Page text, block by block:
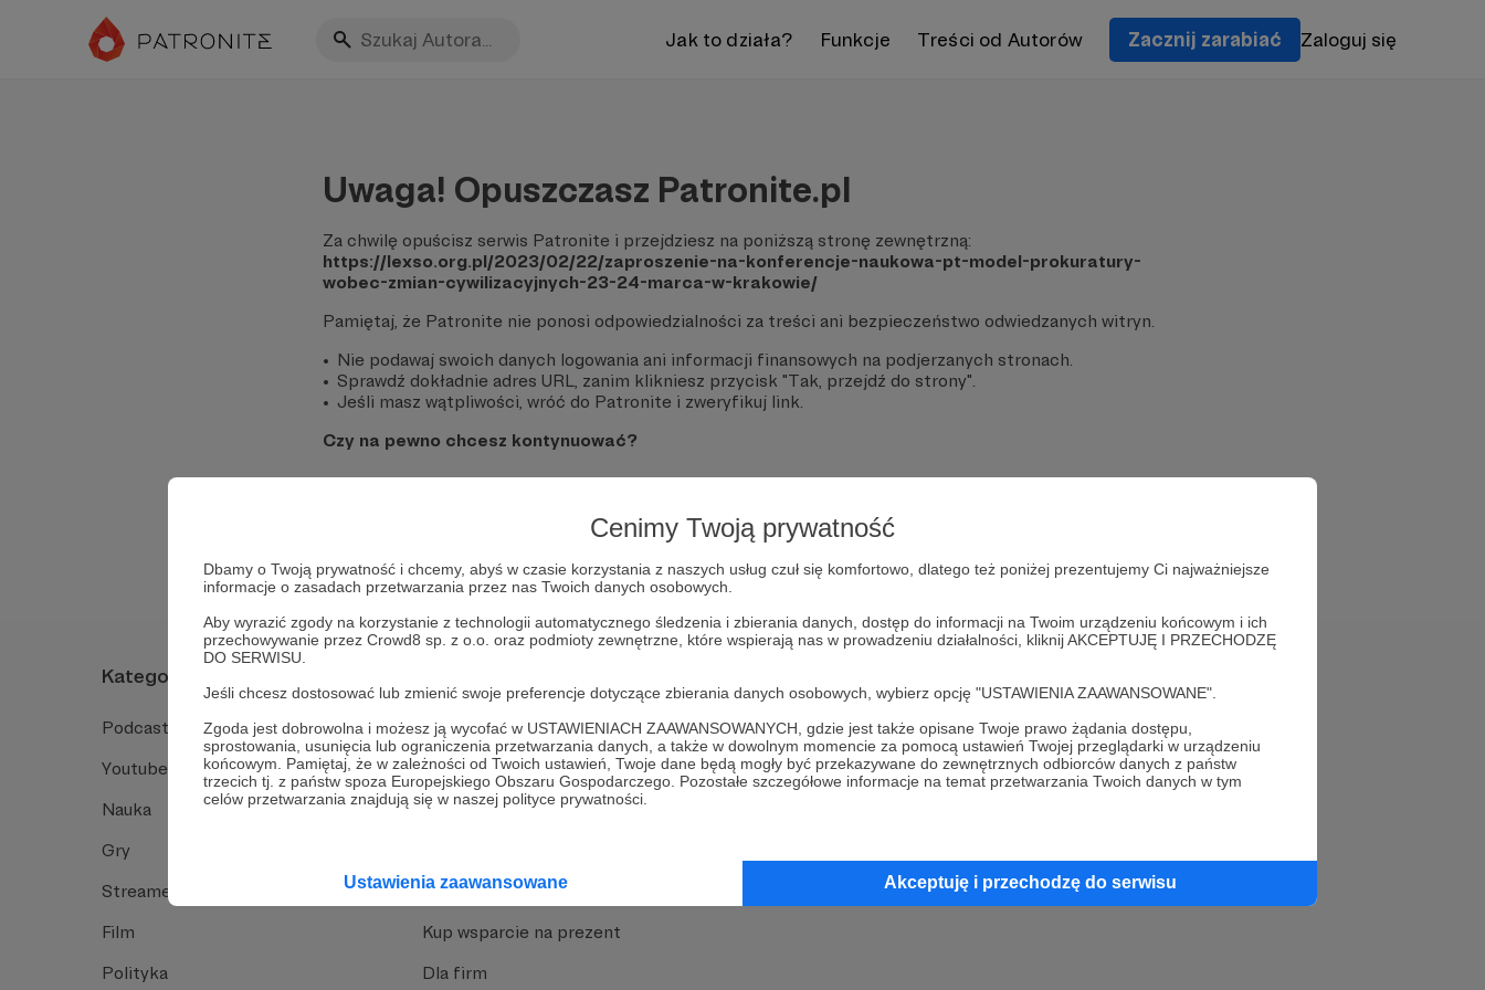
Cenimy Twoją prywatność
Dbamy o Twoją prywatność i chcemy, abyś w czasie korzystania z naszych usług czuł się komfortowo, dlatego też poniżej prezentujemy Ci najważniejsze
informacje o zasadach przetwarzania przez nas Twoich danych osobowych.
Aby wyrazić zgody na korzystanie z technologii automatycznego śledzenia i zbierania danych, dostęp do informacji na Twoim urządzeniu końcowym i ich
przechowywanie przez Crowd8 sp. z o.o. oraz podmioty zewnętrzne, które wspierają nas w prowadzeniu działalności, kliknij AKCEPTUJĘ I PRZECHODZĘ
DO SERWISU.
Jeśli chcesz dostosować lub zmienić swoje preferencje dotyczące zbierania danych osobowych, wybierz opcję "USTAWIENIA ZAAWANSOWANE".
Zgoda jest dobrowolna i możesz ją wycofać w USTAWIENIACH ZAAWANSOWANYCH, gdzie jest także opisane Twoje prawo żądania dostępu,
sprostowania, usunięcia lub ograniczenia przetwarzania danych, a także w dowolnym momencie za pomocą ustawień Twojej przeglądarki w urządzeniu
końcowym. Pamiętaj, że w zależności od Twoich ustawień, Twoje dane będą mogły być przekazywane do zewnętrznych odbiorców danych z państw
trzecich tj. z państw spoza Europejskiego Obszaru Gospodarczego. Pozostałe szczegółowe informacje na temat przetwarzania Twoich danych w tym
celów przetwarzania znajdują się w naszej polityce prywatności.
Ustawienia zaawansowane Akceptuję i przechodzę do serwisu
Jak to działa? Funkcje Treści od Autorów Zacznij zarabiać Zaloguj się
Uwaga! Opuszczasz Patronite.pl
Za chwilę opuścisz serwis Patronite i przejdziesz na poniższą stronę zewnętrzną:
https://lexso.org.pl/2023/02/22/zaproszenie-na-konferencje-naukowa-pt-model-prokuratury-
wobec-zmian-cywilizacyjnych-23-24-marca-w-krakowie/
Pamiętaj, że Patronite nie ponosi odpowiedzialności za treści ani bezpieczeństwo odwiedzanych witryn.
Nie podawaj swoich danych logowania ani informacji finansowych na podjerzanych stronach.
Sprawdź dokładnie adres URL, zanim klikniesz przycisk "Tak, przejdź do strony".
Jeśli masz wątpliwości, wróć do Patronite i zweryfikuj link.
Czy na pewno chcesz kontynuować?
Kategorie
Podcast
Youtube
Nauka
Gry
Streamerzy
Film
Polityka
Jak to działa
Funkcje Patronite
Dlaczego Patronite?
Opinie Twórców
Kup wsparcie na prezent
Dla firm
MCN Patronite
Suppi.pl
FAQ
Kontakt z zespołem Patronite